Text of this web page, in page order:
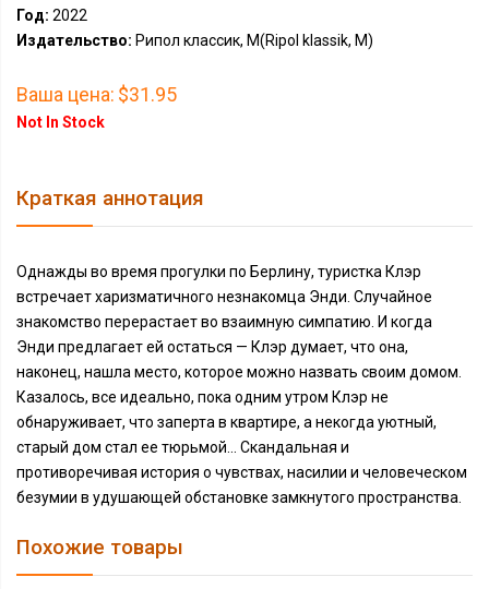
Год: 2022
Издательство: Рипол классик, М(Ripol klassik, M)
Ваша цена: $31.95
Not In Stock
Краткая аннотация
Однажды во время прогулки по Берлину, туристка Клэр
встречает харизматичного незнакомца Энди. Случайное
знакомство перерастает во взаимную симпатию. И когда
Энди предлагает ей остаться — Клэр думает, что она,
наконец, нашла место, которое можно назвать своим домом.
Казалось, все идеально, пока одним утром Клэр не
обнаруживает, что заперта в квартире, а некогда уютный,
старый дом стал ее тюрьмой... Скандальная и
противоречивая история о чувствах, насилии и человеческом
безумии в удушающей обстановке замкнутого пространства.
Похожие товары